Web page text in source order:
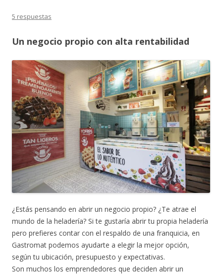
5 respuestas
Un negocio propio con alta rentabilidad
¿Estás pensando en abrir un negocio propio? ¿Te atrae el
mundo de la heladería? Si te gustaría abrir tu propia heladería
pero prefieres contar con el respaldo de una franquicia, en
Gastromat podemos ayudarte a elegir la mejor opción,
según tu ubicación, presupuesto y expectativas.
Son muchos los emprendedores que deciden abrir un